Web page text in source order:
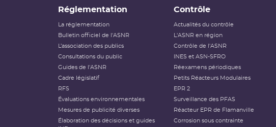
Réglementation
La réglementation
Bulletin officiel de l'ASNR
L’association des publics
Consultations du public
Guides de l'ASNR
Cadre législatif
RFS
Évaluations environnementales
Mesures de publicité diverses
Élaboration des décisions et guides
Contrôle
Actualités du contrôle
L'ASNR en région
Contrôle de l'ASNR
INES et ASN-SFRO
Réexamens périodiques
Petits Réacteurs Modulaires
EPR 2
Surveillance des PFAS
Réacteur EPR de Flamanville
Corrosion sous contrainte